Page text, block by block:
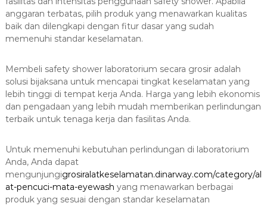
anggaran terbatas, pilih produk yang menawarkan kualitas
baik dan dilengkapi dengan fitur dasar yang sudah
memenuhi standar keselamatan.
Membeli safety shower laboratorium secara grosir adalah
solusi bijaksana untuk mencapai tingkat keselamatan yang
lebih tinggi di tempat kerja Anda. Harga yang lebih ekonomis
dan pengadaan yang lebih mudah memberikan perlindungan
terbaik untuk tenaga kerja dan fasilitas Anda.
Untuk memenuhi kebutuhan perlindungan di laboratorium
Anda, Anda dapat
mengunjungigrosiralatkeselamatan.dinarway.com/category/al
at-pencuci-mata-eyewash yang menawarkan berbagai
produk yang sesuai dengan standar keselamatan